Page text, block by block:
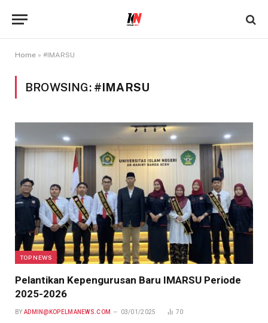
Home » #IMARSU
BROWSING: #IMARSU
TOP NEWS
Pelantikan Kepengurusan Baru IMARSU Periode
2025-2026
BY ADMIN@KOPELMANEWS.COM 03/01/2025 70